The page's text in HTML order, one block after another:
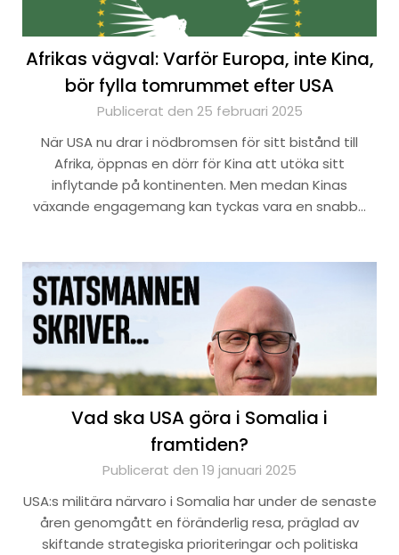
Afrikas vägval: Varför Europa, inte Kina,
bör fylla tomrummet efter USA
Publicerat den 25 februari 2025
När USA nu drar i nödbromsen för sitt bistånd till
Afrika, öppnas en dörr för Kina att utöka sitt
inflytande på kontinenten. Men medan Kinas
växande engagemang kan tyckas vara en snabb…
Vad ska USA göra i Somalia i
framtiden?
Publicerat den 19 januari 2025
USA:s militära närvaro i Somalia har under de senaste
åren genomgått en föränderlig resa, präglad av
skiftande strategiska prioriteringar och politiska